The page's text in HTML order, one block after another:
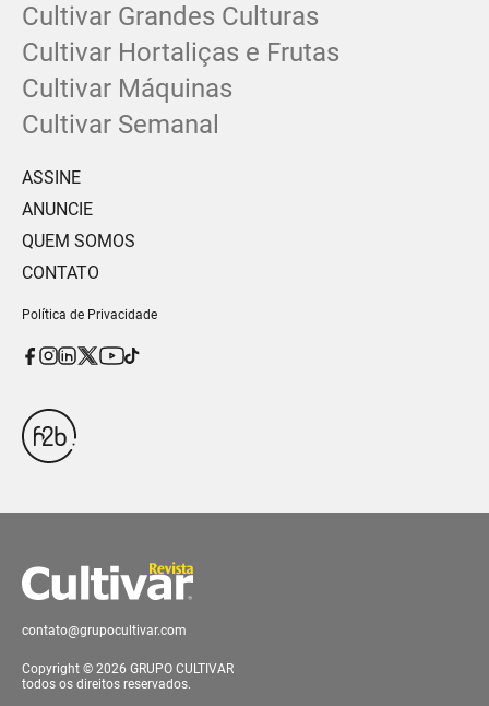
Cultivar Grandes Culturas
Cultivar Hortaliças e Frutas
Cultivar Máquinas
Cultivar Semanal
ASSINE
ANUNCIE
QUEM SOMOS
CONTATO
Política de Privacidade
contato@grupocultivar.com
Copyright © 2026 GRUPO CULTIVAR
todos os direitos reservados.